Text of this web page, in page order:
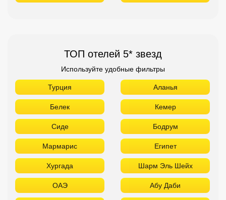
ТОП отелей 5* звезд
Используйте удобные фильтры
Турция Аланья
Белек Кемер
Сиде Бодрум
Мармарис Египет
Хургада Шарм Эль Шейх
ОАЭ Абу Даби